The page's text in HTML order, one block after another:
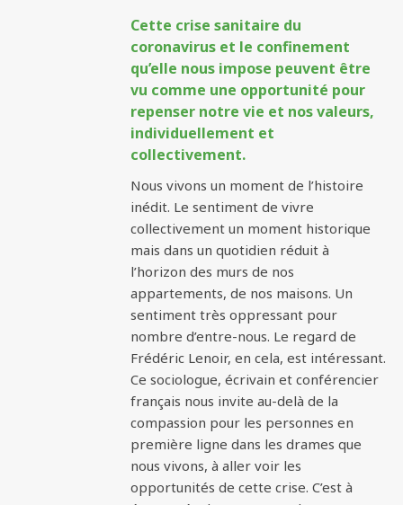
Cette crise sanitaire du
coronavirus et le confinement
qu’elle nous impose peuvent être
vu comme une opportunité pour
repenser notre vie et nos valeurs,
individuellement et
collectivement.
Nous vivons un moment de l’histoire
inédit. Le sentiment de vivre
collectivement un moment historique
mais dans un quotidien réduit à
l’horizon des murs de nos
appartements, de nos maisons. Un
sentiment très oppressant pour
nombre d’entre-nous. Le regard de
Frédéric Lenoir, en cela, est intéressant.
Ce sociologue, écrivain et conférencier
français nous invite au-delà de la
compassion pour les personnes en
première ligne dans les drames que
nous vivons, à aller voir les
opportunités de cette crise. C’est à